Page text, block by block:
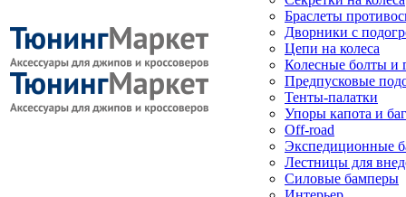
Браслеты
Дворники с
Цепи на колеса
Колесные болты и
Предпусковые
Тенты-палатки
Упоры капота и
Off-road
Экспедиционные
Лестницы для
Силовые бамперы